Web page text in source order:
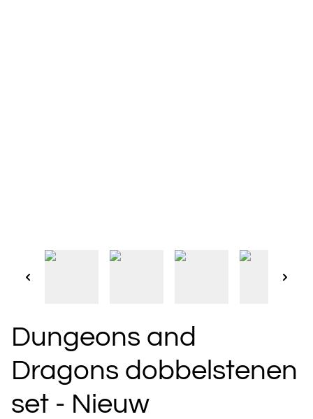
Dungeons and
Dragons dobbelstenen
set - Nieuw